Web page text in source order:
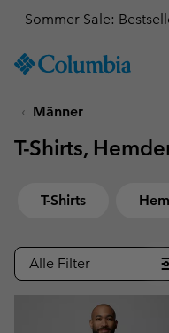
TO
SKIP
MAIN
SKIP
Hol dir
Männer
T-Shirts,
T-Shirts
Alle Filter